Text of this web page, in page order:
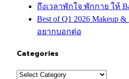
ถึงเวลาพักใจ พักกาย ให้
Best of Q1 2026 Makeup
อยากบอกต่อ
Categories
Categories